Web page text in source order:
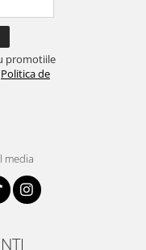
promotiile
Politica de
media